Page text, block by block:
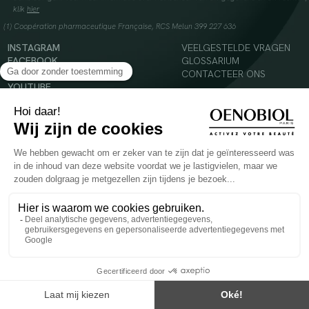
klik hier
(1) Coopération pharmaceutique Française, RCS Melun 399 227 636
INSTAGRAM
FACEBOOK
TIKTOK
YOUTUBE
VEELGESTELDE VRAGEN
GLOSSARIUM
CONTACTEER ONS
Voedingssupplement dat moet worden geconsumeerd als onderdeel van een gevarieerde,
evenwichtige voeding en een gezonde levensstijl. Aanbevolen dagelijkse dosis niet
overschrijden. Enkel voor volwassenen, buiten het bereik van kinderen houden.